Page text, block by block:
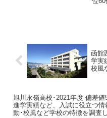
函館
学実
校風
旭川永嶺高校･2021年度 偏差値
進学実績など、入試に役立つ情
動･校風など学校の特徴を調査